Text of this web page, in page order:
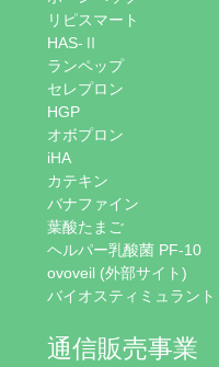
リピスマート
HAS-Ⅱ
ランペップ
セレプロン
HGP
オボプロン
iHA
カテキン
バナファイン
葉酸たまご
ヘルパー乳酸菌 PF-10
ovoveil (外部サイト)
バイオスティミュラント
通信販売事業